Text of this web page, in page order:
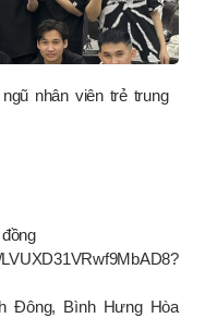
nhân viên trẻ trung
Đông, Bình Hưng Hòa